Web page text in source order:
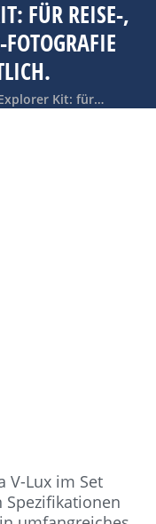
FÜR REISE-,
Kit: für…
V-Lux im Set